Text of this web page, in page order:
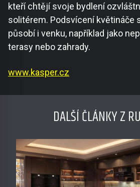
kteří chtějí svoje bydlení
solitérem. Podsvícení květináče
působí i venku, například jako
terasy nebo zahrady.
www.kasper.cz
DALŠÍ ČLÁNKY Z